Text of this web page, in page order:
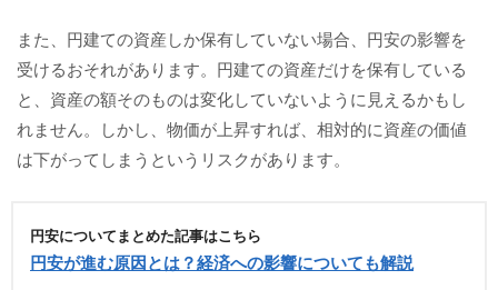
また、円建ての資産しか保有していない場合、円安の影響を
受けるおそれがあります。円建ての資産だけを保有している
と、資産の額そのものは変化していないように見えるかもし
れません。しかし、物価が上昇すれば、相対的に資産の価値
は下がってしまうというリスクがあります。
円安についてまとめた記事はこちら
円安が進む原因とは？経済への影響についても解説